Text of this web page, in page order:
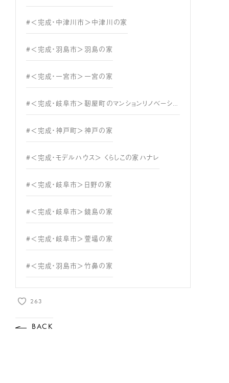
#＜完成・中津川市＞中津川の家
#＜完成・羽島市＞羽島の家
#＜完成・一宮市＞一宮の家
#＜完成・岐阜市＞靭屋町のマンションリノベーション
#＜完成・神戸町＞神戸の家
#＜完成・モデルハウス＞ くらしこの家ハナレ
#＜完成・岐阜市＞日野の家
#＜完成・岐阜市＞鏡島の家
#＜完成・岐阜市＞萱場の家
#＜完成・羽島市＞竹鼻の家
263
BACK